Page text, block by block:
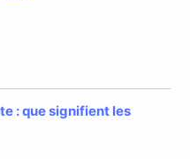
: que signifient les